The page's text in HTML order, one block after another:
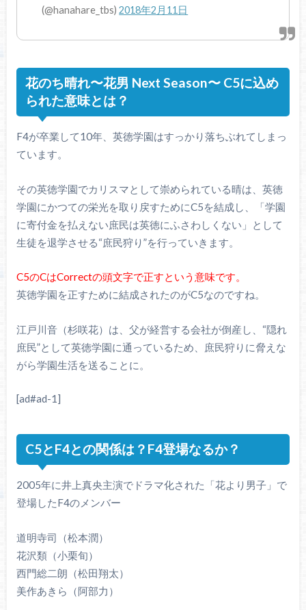
(@hanahare_tbs)2018年2月11日
花のち晴れ〜花男 Next Season〜 C5に込め
られた意味とは？
F4が卒業して10年、英徳学園はすっかり落ちぶれてしまっ
ています。
その英徳学園でカリスマとして崇められている晴は、英徳
学園にかつての栄光を取り戻すためにC5を結成し、「学園
に寄付金を払えない庶民は英徳にふさわしくない」として
生徒を退学させる“庶民狩り”を行っていきます。
C5のCはCorrectの頭文字で正すという意味です。
英徳学園を正すために結成されたのがC5なのですね。
江戸川音（杉咲花）は、父が経営する会社が倒産し、“隠れ
庶民”として英徳学園に通っているため、庶民狩りに脅えな
がら学園生活を送ることに。
[ad#ad-1]
C5とF4との関係は？F4登場なるか？
2005年に井上真央主演でドラマ化された「花より男子」で
登場したF4のメンバー
道明寺司（松本潤）
花沢類（小栗旬）
西門総二朗（松田翔太）
美作あきら（阿部力）